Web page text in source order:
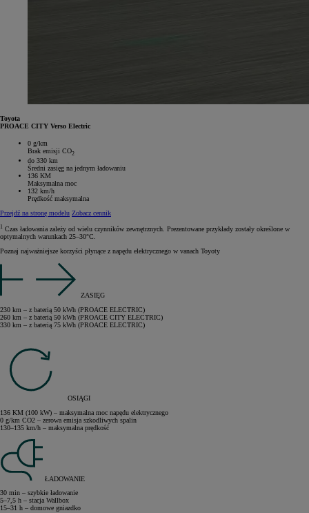
Toyota
PROACE CITY Verso Electric
0 g/km
Brak emisji CO2
do 330 km
Średni zasięg na jednym ładowaniu
136 KM
Maksymalna moc
132 km/h
Prędkość maksymalna
Przejdź na stronę modelu Zobacz cennik
1 Czas ładowania zależy od wielu czynników zewnętrznych. Prezentowane przykłady zostały określone w
optymalnych warunkach 25–30°C.
Poznaj najważniejsze korzyści płynące z napędu elektrycznego w vanach Toyoty
ZASIĘG
230 km – z baterią 50 kWh (PROACE ELECTRIC)
260 km – z baterią 50 kWh (PROACE CITY ELECTRIC)
330 km – z baterią 75 kWh (PROACE ELECTRIC)
OSIĄGI
136 KM (100 kW) – maksymalna moc napędu elektrycznego
0 g/km CO2 – zerowa emisja szkodliwych spalin
130–135 km/h – maksymalna prędkość
ŁADOWANIE
30 min – szybkie ładowanie
5–7,5 h – stacja Wallbox
15–31 h – domowe gniazdko